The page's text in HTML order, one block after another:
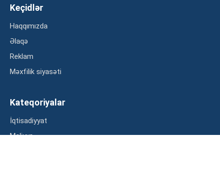
Keçidlər
Haqqımızda
Əlaqə
Reklam
Məxfilik siyasəti
Kateqoriyalar
İqtisadiyyat
Maliyyə